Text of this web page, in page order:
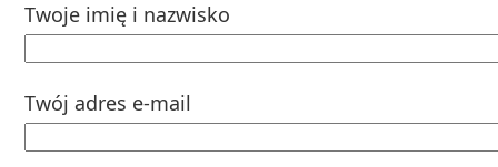
Twoje imię i nazwisko
Twój adres e-mail